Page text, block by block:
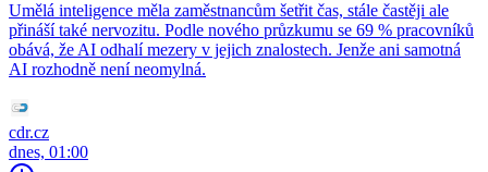
Umělá inteligence měla zaměstnancům šetřit čas, stále častěji ale
přináší také nervozitu. Podle nového průzkumu se 69 % pracovníků
obává, že AI odhalí mezery v jejich znalostech. Jenže ani samotná
AI rozhodně není neomylná.
cdr.cz
dnes, 01:00